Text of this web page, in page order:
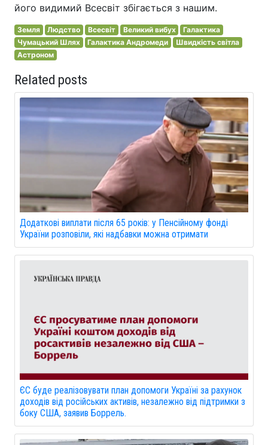
його видимий Всесвіт збігається з нашим.
Земля Людство Всесвіт Великий вибух
Галактика
Чумацький Шлях
Галактика Андромеди
Швидкість світла
Астроном
Related posts
Додаткові виплати після 65 років: у Пенсійному фонді
України розповіли, які надбавки можна отримати
ЄС буде реалізовувати план допомоги Україні за рахунок
доходів від російських активів, незалежно від підтримки з
боку США, заявив Боррель.